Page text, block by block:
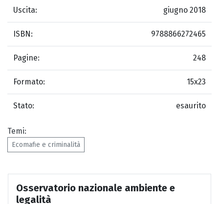
Uscita: giugno 2018
ISBN: 9788866272465
Pagine: 248
Formato: 15x23
Stato: esaurito
Temi:
Ecomafie e criminalità
Osservatorio nazionale ambiente e
legalità